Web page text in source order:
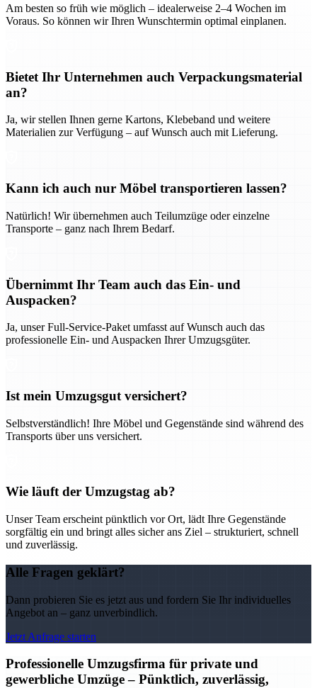
Am besten so früh wie möglich – idealerweise 2–4 Wochen im
Voraus. So können wir Ihren Wunschtermin optimal einplanen.
Bietet Ihr Unternehmen auch Verpackungsmaterial
an?
Ja, wir stellen Ihnen gerne Kartons, Klebeband und weitere
Materialien zur Verfügung – auf Wunsch auch mit Lieferung.
Kann ich auch nur Möbel transportieren lassen?
Natürlich! Wir übernehmen auch Teilumzüge oder einzelne
Transporte – ganz nach Ihrem Bedarf.
Übernimmt Ihr Team auch das Ein- und
Auspacken?
Ja, unser Full-Service-Paket umfasst auf Wunsch auch das
professionelle Ein- und Auspacken Ihrer Umzugsgüter.
Ist mein Umzugsgut versichert?
Selbstverständlich! Ihre Möbel und Gegenstände sind während des
Transports über uns versichert.
Wie läuft der Umzugstag ab?
Unser Team erscheint pünktlich vor Ort, lädt Ihre Gegenstände
sorgfältig ein und bringt alles sicher ans Ziel – strukturiert, schnell
und zuverlässig.
Alle Fragen geklärt?
Dann probieren Sie es jetzt aus und fordern Sie Ihr individuelles
Angebot an – ganz unverbindlich.
Jetzt Anfrage starten
Professionelle Umzugsfirma für private und
gewerbliche Umzüge – Pünktlich, zuverlässig,